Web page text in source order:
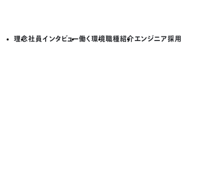
理念社員インタビュー働く環境職種紹介エンジニア採用